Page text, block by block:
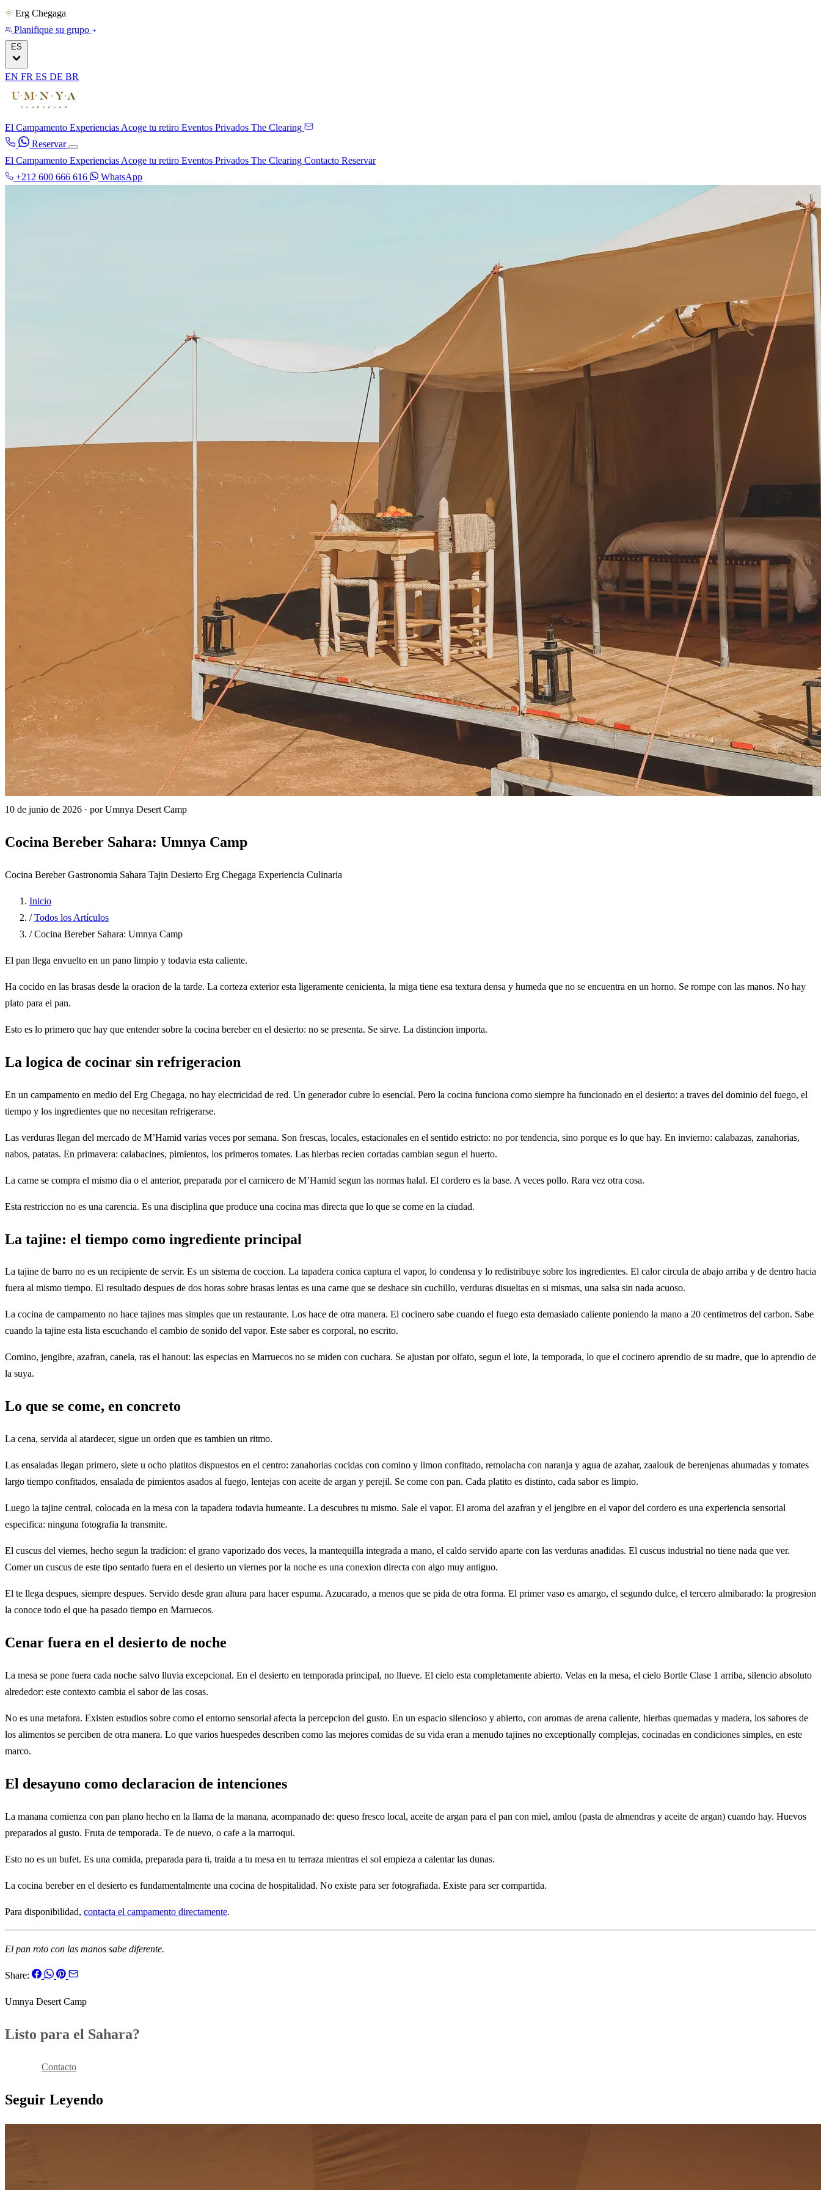
Erg Chegaga
Planifique su grupo
ES
EN FR ES DE BR
El Campamento Experiencias Acoge tu retiro Eventos Privados The Clearing
Reservar
El Campamento Experiencias Acoge tu retiro Eventos Privados The Clearing Contacto Reservar
+212 600 666 616
WhatsApp
10 de junio de 2026 · por Umnya Desert Camp
Cocina Bereber Sahara: Umnya Camp
Cocina BereberGastronomia Sahara Tajin Desierto Erg Chegaga Experiencia Culinaria
Inicio
/ Todos los Artículos
/ Cocina Bereber Sahara: Umnya Camp
El pan llega envuelto en un pano limpio y todavia esta caliente.
Ha cocido en las brasas desde la oracion de la tarde. La corteza exterior esta ligeramente cenicienta, la miga tiene esa textura densa y humeda que no se encuentra en un horno. Se rompe con las manos. No hay
plato para el pan.
Esto es lo primero que hay que entender sobre la cocina bereber en el desierto: no se presenta. Se sirve. La distincion importa.
La logica de cocinar sin refrigeracion
En un campamento en medio del Erg Chegaga, no hay electricidad de red. Un generador cubre lo esencial. Pero la cocina funciona como siempre ha funcionado en el desierto: a traves del dominio del fuego, el
tiempo y los ingredientes que no necesitan refrigerarse.
Las verduras llegan del mercado de M’Hamid varias veces por semana. Son frescas, locales, estacionales en el sentido estricto: no por tendencia, sino porque es lo que hay. En invierno: calabazas, zanahorias,
nabos, patatas. En primavera: calabacines, pimientos, los primeros tomates. Las hierbas recien cortadas cambian segun el huerto.
La carne se compra el mismo dia o el anterior, preparada por el carnicero de M’Hamid segun las normas halal. El cordero es la base. A veces pollo. Rara vez otra cosa.
Esta restriccion no es una carencia. Es una disciplina que produce una cocina mas directa que lo que se come en la ciudad.
La tajine: el tiempo como ingrediente principal
La tajine de barro no es un recipiente de servir. Es un sistema de coccion. La tapadera conica captura el vapor, lo condensa y lo redistribuye sobre los ingredientes. El calor circula de abajo arriba y de dentro hacia
fuera al mismo tiempo. El resultado despues de dos horas sobre brasas lentas es una carne que se deshace sin cuchillo, verduras disueltas en si mismas, una salsa sin nada acuoso.
La cocina de campamento no hace tajines mas simples que un restaurante. Los hace de otra manera. El cocinero sabe cuando el fuego esta demasiado caliente poniendo la mano a 20 centimetros del carbon. Sabe
cuando la tajine esta lista escuchando el cambio de sonido del vapor. Este saber es corporal, no escrito.
Comino, jengibre, azafran, canela, ras el hanout: las especias en Marruecos no se miden con cuchara. Se ajustan por olfato, segun el lote, la temporada, lo que el cocinero aprendio de su madre, que lo aprendio de
la suya.
Lo que se come, en concreto
La cena, servida al atardecer, sigue un orden que es tambien un ritmo.
Las ensaladas llegan primero, siete u ocho platitos dispuestos en el centro: zanahorias cocidas con comino y limon confitado, remolacha con naranja y agua de azahar, zaalouk de berenjenas ahumadas y tomates
largo tiempo confitados, ensalada de pimientos asados al fuego, lentejas con aceite de argan y perejil. Se come con pan. Cada platito es distinto, cada sabor es limpio.
Luego la tajine central, colocada en la mesa con la tapadera todavia humeante. La descubres tu mismo. Sale el vapor. El aroma del azafran y el jengibre en el vapor del cordero es una experiencia sensorial
especifica: ninguna fotografia la transmite.
El cuscus del viernes, hecho segun la tradicion: el grano vaporizado dos veces, la mantequilla integrada a mano, el caldo servido aparte con las verduras anadidas. El cuscus industrial no tiene nada que ver.
Comer un cuscus de este tipo sentado fuera en el desierto un viernes por la noche es una conexion directa con algo muy antiguo.
El te llega despues, siempre despues. Servido desde gran altura para hacer espuma. Azucarado, a menos que se pida de otra forma. El primer vaso es amargo, el segundo dulce, el tercero almibarado: la progresion
la conoce todo el que ha pasado tiempo en Marruecos.
Cenar fuera en el desierto de noche
La mesa se pone fuera cada noche salvo lluvia excepcional. En el desierto en temporada principal, no llueve. El cielo esta completamente abierto. Velas en la mesa, el cielo Bortle Clase 1 arriba, silencio absoluto
alrededor: este contexto cambia el sabor de las cosas.
No es una metafora. Existen estudios sobre como el entorno sensorial afecta la percepcion del gusto. En un espacio silencioso y abierto, con aromas de arena caliente, hierbas quemadas y madera, los sabores de
los alimentos se perciben de otra manera. Lo que varios huespedes describen como las mejores comidas de su vida eran a menudo tajines no exceptionally complejas, cocinadas en condiciones simples, en este
marco.
El desayuno como declaracion de intenciones
La manana comienza con pan plano hecho en la llama de la manana, acompanado de: queso fresco local, aceite de argan para el pan con miel, amlou (pasta de almendras y aceite de argan) cuando hay. Huevos
preparados al gusto. Fruta de temporada. Te de nuevo, o cafe a la marroqui.
Esto no es un bufet. Es una comida, preparada para ti, traida a tu mesa en tu terraza mientras el sol empieza a calentar las dunas.
La cocina bereber en el desierto es fundamentalmente una cocina de hospitalidad. No existe para ser fotografiada. Existe para ser compartida.
Para disponibilidad, contacta el campamento directamente.
El pan roto con las manos sabe diferente.
Share:
Umnya Desert Camp
Listo para el Sahara?
Contacto
Seguir Leyendo